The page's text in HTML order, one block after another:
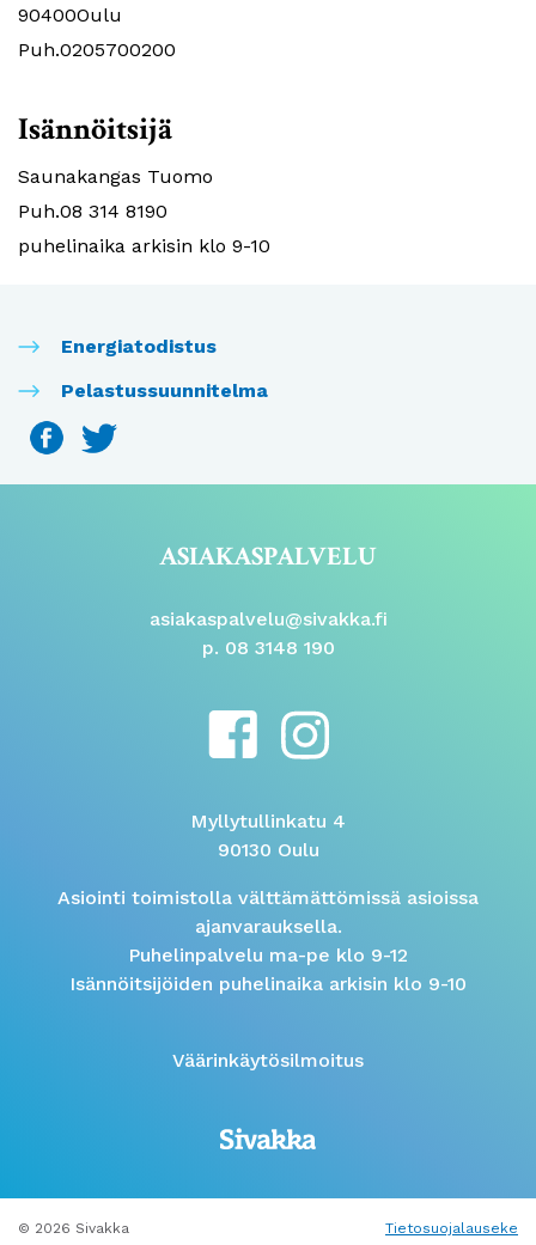
90400Oulu
Puh.0205700200
Isännöitsijä
Saunakangas Tuomo
Puh.08 314 8190
puhelinaika arkisin klo 9-10
Energiatodistus
Pelastussuunnitelma
ASIAKASPALVELU
asiakaspalvelu@sivakka.fi
p. 08 3148 190
Myllytullinkatu 4
90130 Oulu
Asiointi toimistolla välttämättömissä asioissa
ajanvarauksella.
Puhelinpalvelu ma-pe klo 9-12
Isännöitsijöiden puhelinaika arkisin klo 9-10
Väärinkäytösilmoitus
© 2026 Sivakka Tietosuojalauseke